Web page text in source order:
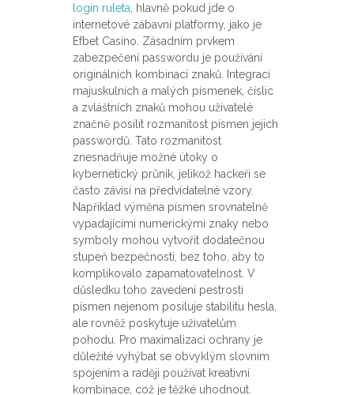
login ruleta , hlavně pokud jde o
internetové zábavní platformy, jako je
Efbet Casino. Zásadním prvkem
zabezpečení passwordu je používání
originálních kombinací znaků. Integrací
majuskulních a malých písmenek, číslic
a zvláštních znaků mohou uživatelé
značně posílit rozmanitost písmen jejich
passwordů. Tato rozmanitost
znesnadňuje možné útoky o
kybernetický průnik, jelikož hackeři se
často závisí na předvídatelné vzory.
Například výměna písmen srovnatelně
vypadajícími numerickými znaky nebo
symboly mohou vytvořit dodatečnou
stupeň bezpečnosti, bez toho, aby to
komplikovalo zapamatovatelnost. V
důsledku toho zavedení pestrosti
písmen nejenom posiluje stabilitu hesla,
ale rovněž poskytuje uživatelům
pohodu. Pro maximalizaci ochrany je
důležité vyhýbat se obvyklým slovním
spojením a raději používat kreativní
kombinace, což je těžké uhodnout.